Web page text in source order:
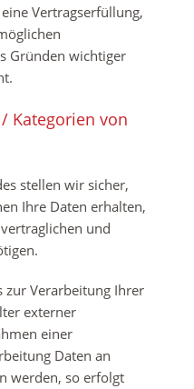
Vertragserfüllung,
Gründen wichtiger
Kategorien von
stellen wir sicher,
Ihre Daten erhalten,
und
zur Verarbeitung Ihrer
externer
einer
Daten an
werden, so erfolgt